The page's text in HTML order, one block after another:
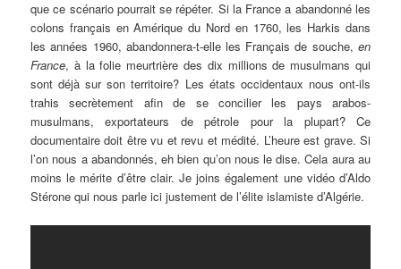
que ce scénario pourrait se répéter. Si la France a abandonné les
colons français en Amérique du Nord en 1760, les Harkis dans
les années 1960, abandonnera-t-elle les Français de souche, en
France, à la folie meurtrière des dix millions de musulmans qui
sont déjà sur son territoire? Les états occidentaux nous ont-ils
trahis secrètement afin de se concilier les pays arabos-
musulmans, exportateurs de pétrole pour la plupart? Ce
documentaire doit être vu et revu et médité. L’heure est grave. Si
l’on nous a abandonnés, eh bien qu’on nous le dise. Cela aura au
moins le mérite d’être clair. Je joins également une vidéo d’Aldo
Stérone qui nous parle ici justement de l’élite islamiste d’Algérie.